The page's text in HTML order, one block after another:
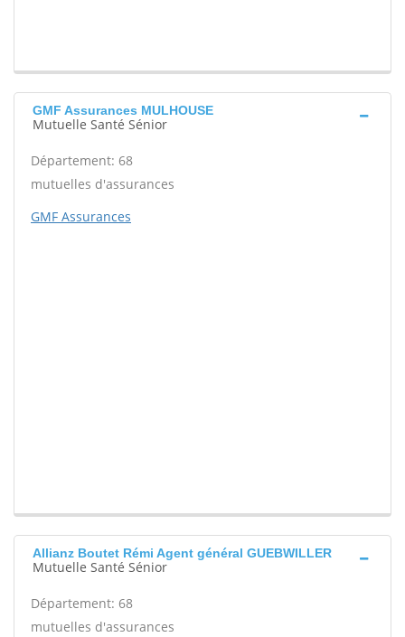
GMF Assurances MULHOUSE
Mutuelle Santé Sénior
Département: 68
mutuelles d'assurances
GMF Assurances
Allianz Boutet Rémi Agent général GUEBWILLER
Mutuelle Santé Sénior
Département: 68
mutuelles d'assurances